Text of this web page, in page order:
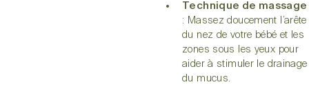
Technique de massage
: Massez doucement l’arête
du nez de votre bébé et les
zones sous les yeux pour
aider à stimuler le drainage
du mucus.